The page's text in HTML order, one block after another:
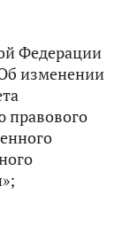
Федерации
изменении
правового